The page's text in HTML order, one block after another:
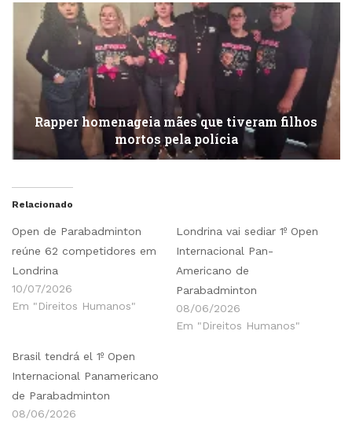
Rapper homenageia mães que tiveram filhos
mortos pela polícia
Relacionado
Open de Parabadminton
reúne 62 competidores em
Londrina
10/07/2026
Em "Direitos Humanos"
Londrina vai sediar 1º Open
Internacional Pan-
Americano de
Parabadminton
08/06/2026
Em "Direitos Humanos"
Brasil tendrá el 1º Open
Internacional Panamericano
de Parabadminton
08/06/2026